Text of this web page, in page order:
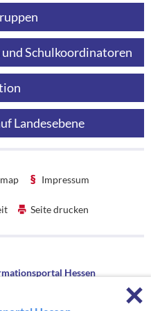
Schulkoordinatoren
Landesebene
Impressum
Seite drucken
gefördert von der Europäischen